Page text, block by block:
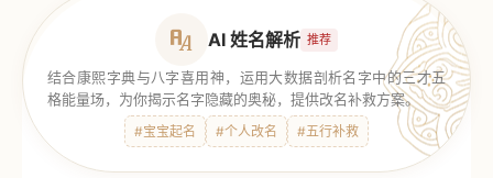
AI 姓名解析 推荐
结合康熙字典与八字喜用神，运用大数据剖析名字中的三才五
格能量场，为你揭示名字隐藏的奥秘，提供改名补救方案。
#宝宝起名 #个人改名 #五行补救